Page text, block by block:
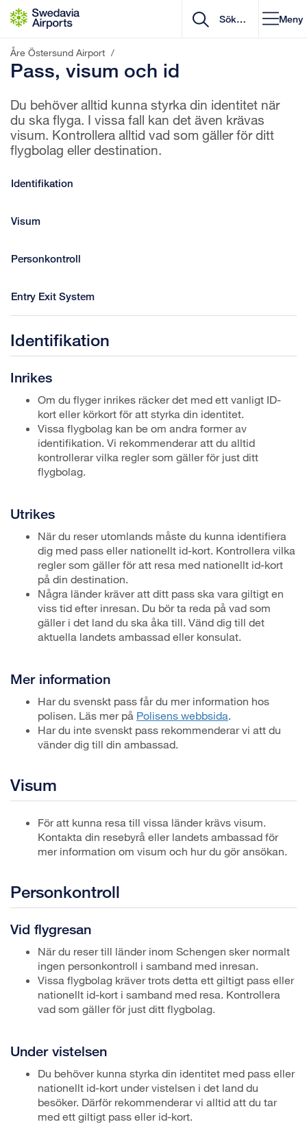
Gå till innehåll
Meny
Åre Östersund Airport /
Pass, visum och id
Du behöver alltid kunna styrka din identitet när
du ska flyga. I vissa fall kan det även krävas
visum. Kontrollera alltid vad som gäller för ditt
flygbolag eller destination.
Identifikation
Visum
Personkontroll
Entry Exit System
Identifikation
Inrikes
Om du flyger inrikes räcker det med ett vanligt ID-
kort eller körkort för att styrka din identitet.
Vissa flygbolag kan be om andra former av
identifikation. Vi rekommenderar att du alltid
kontrollerar vilka regler som gäller för just ditt
flygbolag.
Utrikes
När du reser utomlands måste du kunna identifiera
dig med pass eller nationellt id-kort. Kontrollera vilka
regler som gäller för att resa med nationellt id-kort
på din destination.
Några länder kräver att ditt pass ska vara giltigt en
viss tid efter inresan. Du bör ta reda på vad som
gäller i det land du ska åka till. Vänd dig till det
aktuella landets ambassad eller konsulat.
Mer information
Har du svenskt pass får du mer information hos
polisen. Läs mer på Polisens webbsida.
Har du inte svenskt pass rekommenderar vi att du
vänder dig till din ambassad.
Visum
För att kunna resa till vissa länder krävs visum.
Kontakta din resebyrå eller landets ambassad för
mer information om visum och hur du gör ansökan.
Personkontroll
Vid flygresan
När du reser till länder inom Schengen sker normalt
ingen personkontroll i samband med inresan.
Vissa flygbolag kräver trots detta ett giltigt pass eller
nationellt id-kort i samband med resa. Kontrollera
vad som gäller för just ditt flygbolag.
Under vistelsen
Du behöver kunna styrka din identitet med pass eller
nationellt id-kort under vistelsen i det land du
besöker. Därför rekommenderar vi alltid att du tar
med ett giltigt pass eller id-kort.